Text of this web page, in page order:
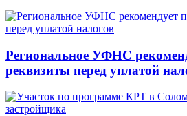
Региональное УФНС
реквизиты перед уплатой